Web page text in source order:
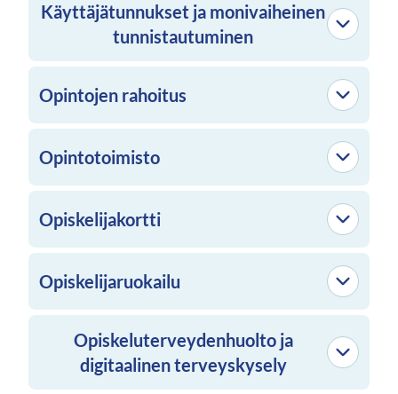
Käyttäjätunnukset ja monivaiheinen
tunnistautuminen
Opintojen rahoitus
Opintotoimisto
Opiskelijakortti
Opiskelijaruokailu
Opiskeluterveydenhuolto ja
digitaalinen terveyskysely